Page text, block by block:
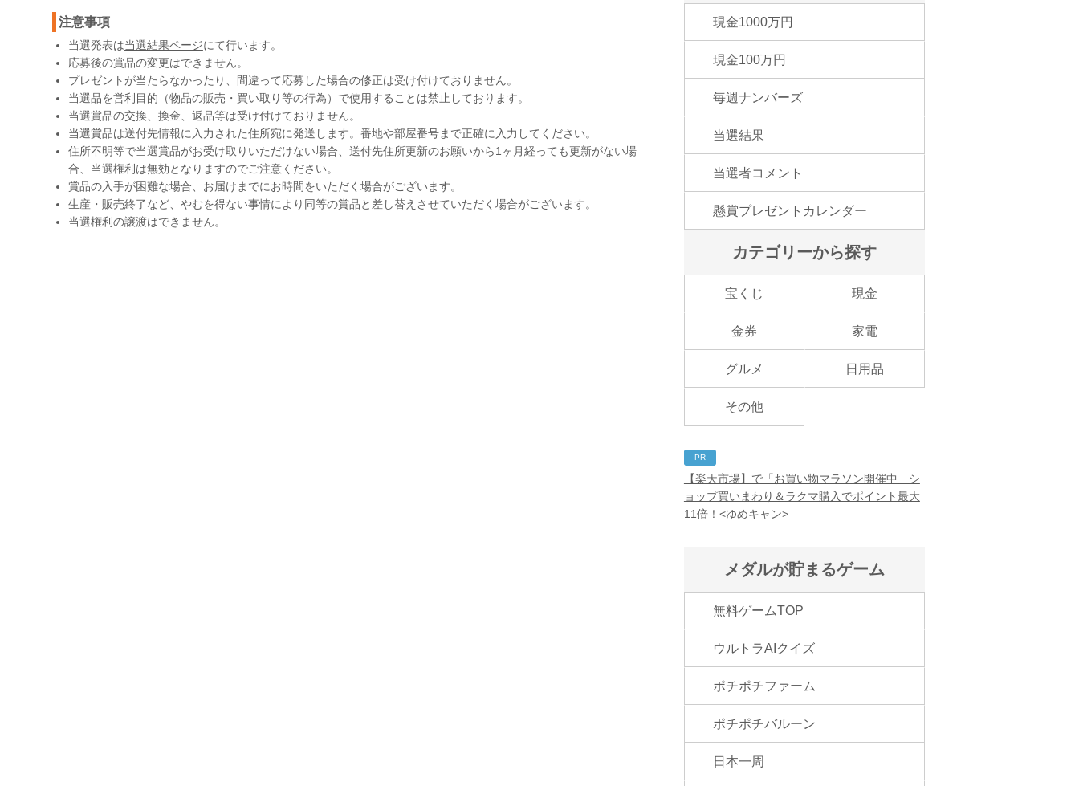
注意事項
当選発表は当選結果ページにて行います。
応募後の賞品の変更はできません。
プレゼントが当たらなかったり、間違って応募した場合の修正は受け付けておりません。
当選品を営利目的（物品の販売・買い取り等の行為）で使用することは禁止しております。
当選賞品の交換、換金、返品等は受け付けておりません。
当選賞品は送付先情報に入力された住所宛に発送します。番地や部屋番号まで正確に入力してください。
住所不明等で当選賞品がお受け取りいただけない場合、送付先住所更新のお願いから1ヶ月経っても更新がない場
合、当選権利は無効となりますのでご注意ください。
賞品の入手が困難な場合、お届けまでにお時間をいただく場合がございます。
生産・販売終了など、やむを得ない事情により同等の賞品と差し替えさせていただく場合がございます。
当選権利の譲渡はできません。
現金1000万円
現金100万円
毎週ナンバーズ
当選結果
当選者コメント
懸賞プレゼントカレンダー
カテゴリーから探す
宝くじ 現金
金券 家電
グルメ 日用品
その他
PR
【楽天市場】で「お買い物マラソン開催中」シ
ョップ買いまわり＆ラクマ購入でポイント最大
11倍！<ゆめキャン>
メダルが貯まるゲーム
無料ゲームTOP
ウルトラAIクイズ
ポチポチファーム
ポチポチバルーン
日本一周